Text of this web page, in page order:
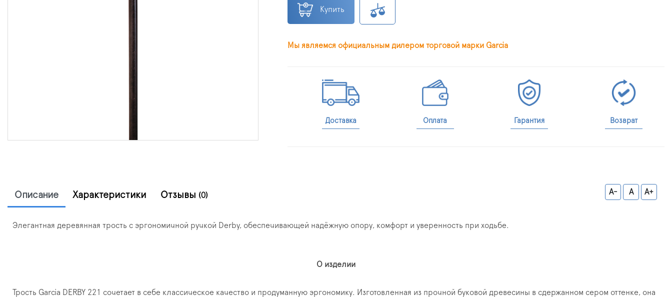
Купить
Мы являемся официальным дилером торговой марки Garcia
Доставка Оплата Гарантия Возврат
Описание Характеристики Отзывы (0) A- A A+
Элегантная деревянная трость с эргономичной ручкой Derby, обеспечивающей надёжную опору, комфорт и уверенность при ходьбе.
О изделии
Трость Garcia DERBY 221 сочетает в себе классическое качество и продуманную эргономику. Изготовленная из прочной буковой древесины в сдержанном сером оттенке, она